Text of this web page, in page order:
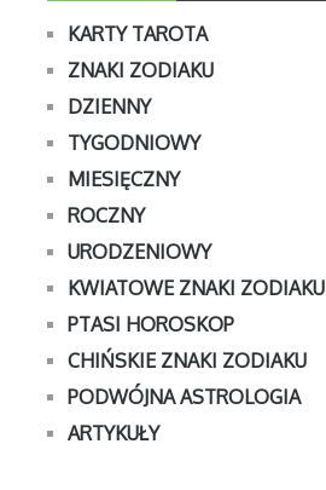
KARTY TAROTA
ZNAKI ZODIAKU
DZIENNY
TYGODNIOWY
MIESIĘCZNY
ROCZNY
URODZENIOWY
KWIATOWE ZNAKI ZODIAKU
PTASI HOROSKOP
CHIŃSKIE ZNAKI ZODIAKU
PODWÓJNA ASTROLOGIA
ARTYKUŁY